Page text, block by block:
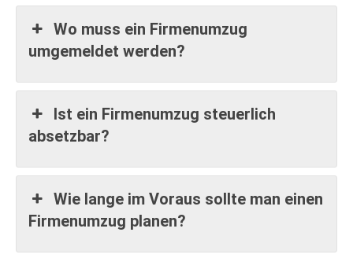
Wo muss ein Firmenumzug
umgemeldet werden?
Ist ein Firmenumzug steuerlich
absetzbar?
Wie lange im Voraus sollte man einen
Firmenumzug planen?